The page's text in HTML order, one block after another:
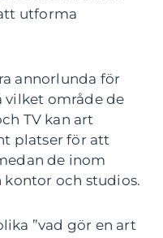
utforma
annorlunda för
vilket område de
TV kan art
platser för att
de inom
och studios.
”vad gör en art